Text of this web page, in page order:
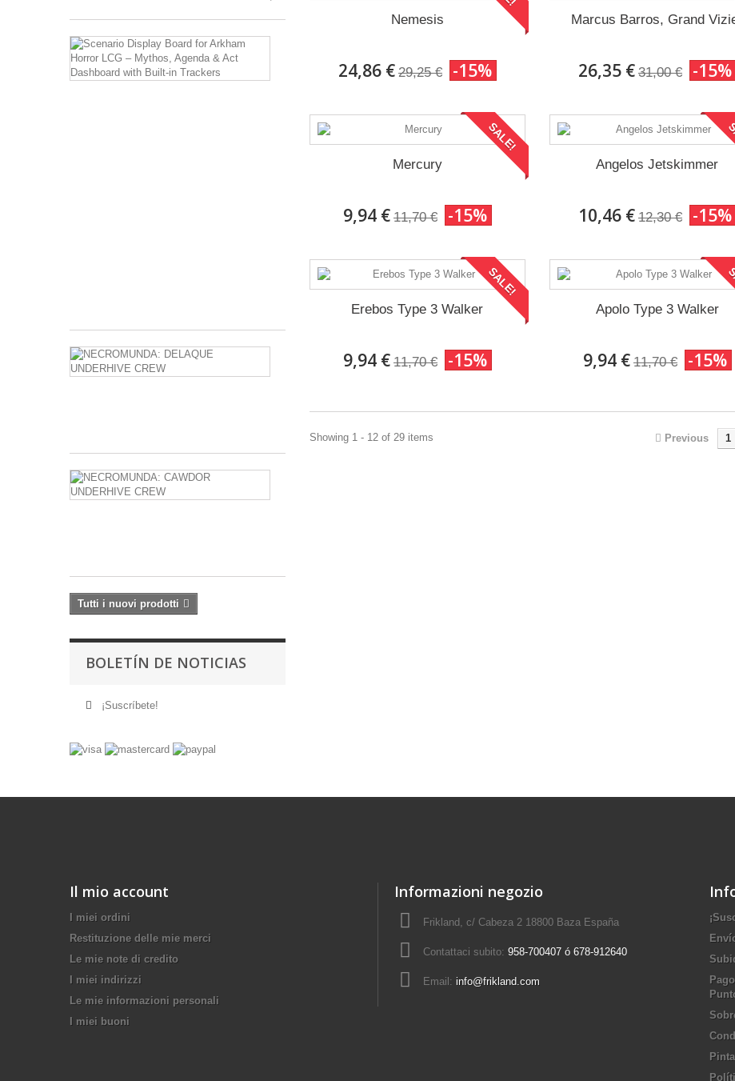
Horror
Trackers
NECROMUNDA:
Tutti i nuovi prodotti
BOLETÍN DE NOTICIAS
¡Suscríbete!
Nemesis
24,86 € 29,25 € -15%
Marcus Barros, Grand
26,35 € 31,00 € -15%
SALE!
Mercury
9,94 € 11,70 € -15%
Angelos Jetskimmer
10,46 € 12,30 € -15%
SALE!
Erebos Type 3 Walker
9,94 € 11,70 € -15%
Apolo Type 3 Walker
9,94 € 11,70 € -15%
Previous 1
Showing 1 - 12 of 29 items
Il mio account
I miei ordini
Restituzione delle mie merci
Le mie note di credito
I miei indirizzi
Le mie informazioni personali
I miei buoni
Informazioni negozio
Frikland, c/ Cabeza 2 18800 Baza España
Contattaci subito: 958-700407 ó 678-912640
Email: info@frikland.com